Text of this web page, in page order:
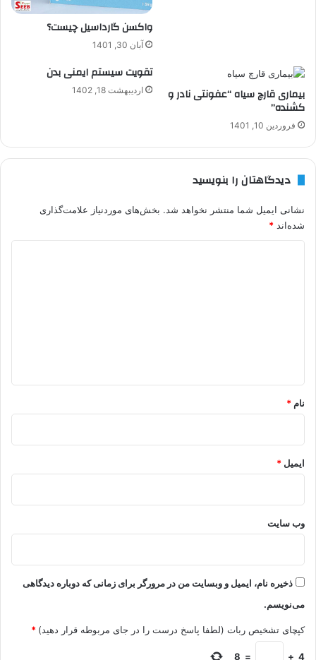
واکسن گارداسیل چیست؟
آبان 30, 1401
بیماری قارچ سیاه “عفونتی نادر و
کشنده”
فروردین 10, 1401
تقویت سیستم ایمنی بدن
اردیبهشت 18, 1402
دیدگاهتان را بنویسید
نشانی ایمیل شما منتشر نخواهد شد. بخش‌های موردنیاز علامت‌گذاری
شده‌اند *
نام *
ایمیل *
وب‌ سایت
ذخیره نام، ایمیل و وبسایت من در مرورگر برای زمانی که دوباره دیدگاهی
می‌نویسم.
کپچای تشخیص ربات (لطفا پاسخ درست را در جای مربوطه قرار دهید) *
4
+
=
8